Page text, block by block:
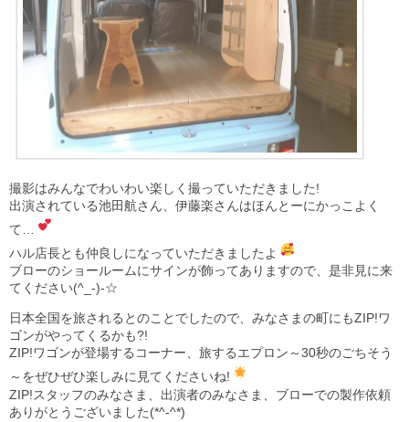
撮影はみんなでわいわい楽しく撮っていただきました!
出演されている池田航さん、伊藤楽さんはほんとーにかっこよく
て…
ハル店長とも仲良しになっていただきましたよ
ブローのショールームにサインが飾ってありますので、是非見に来
てください(^_-)-☆
日本全国を旅されるとのことでしたので、みなさまの町にもZIP!ワ
ゴンがやってくるかも?!
ZIP!ワゴンが登場するコーナー、旅するエプロン～30秒のごちそう
～をぜひぜひ楽しみに見てくださいね!
ZIP!スタッフのみなさま、出演者のみなさま、ブローでの製作依頼
ありがとうございました(*^-^*)